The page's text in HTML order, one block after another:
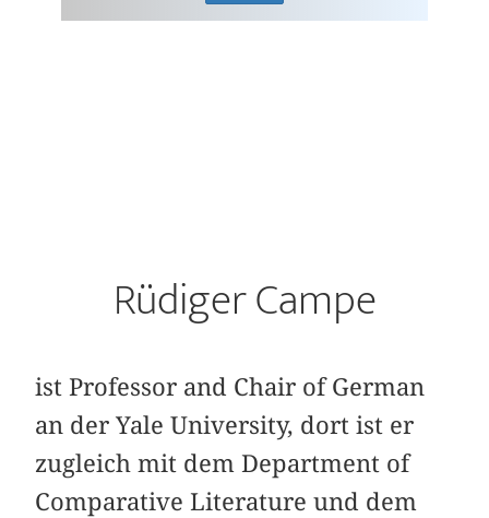
Rüdiger Campe
ist Professor and Chair of German
an der Yale University, dort ist er
zugleich mit dem Department of
Comparative Literature und dem